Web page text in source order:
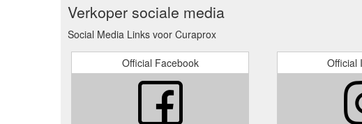
Verkoper sociale media
Social Media Links voor Curaprox
Official Facebook Official